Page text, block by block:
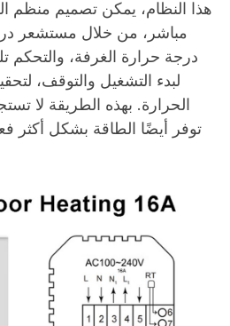
هذا النظام، يمكن تصميم
مباشر، من خلال مستشعر
درجة حرارة الغرفة، والتحكم
لبدء التشغيل والتوقف،
الحرارة. بهذه الطريقة لا
توفر أيضًا الطاقة بشكل أكثر